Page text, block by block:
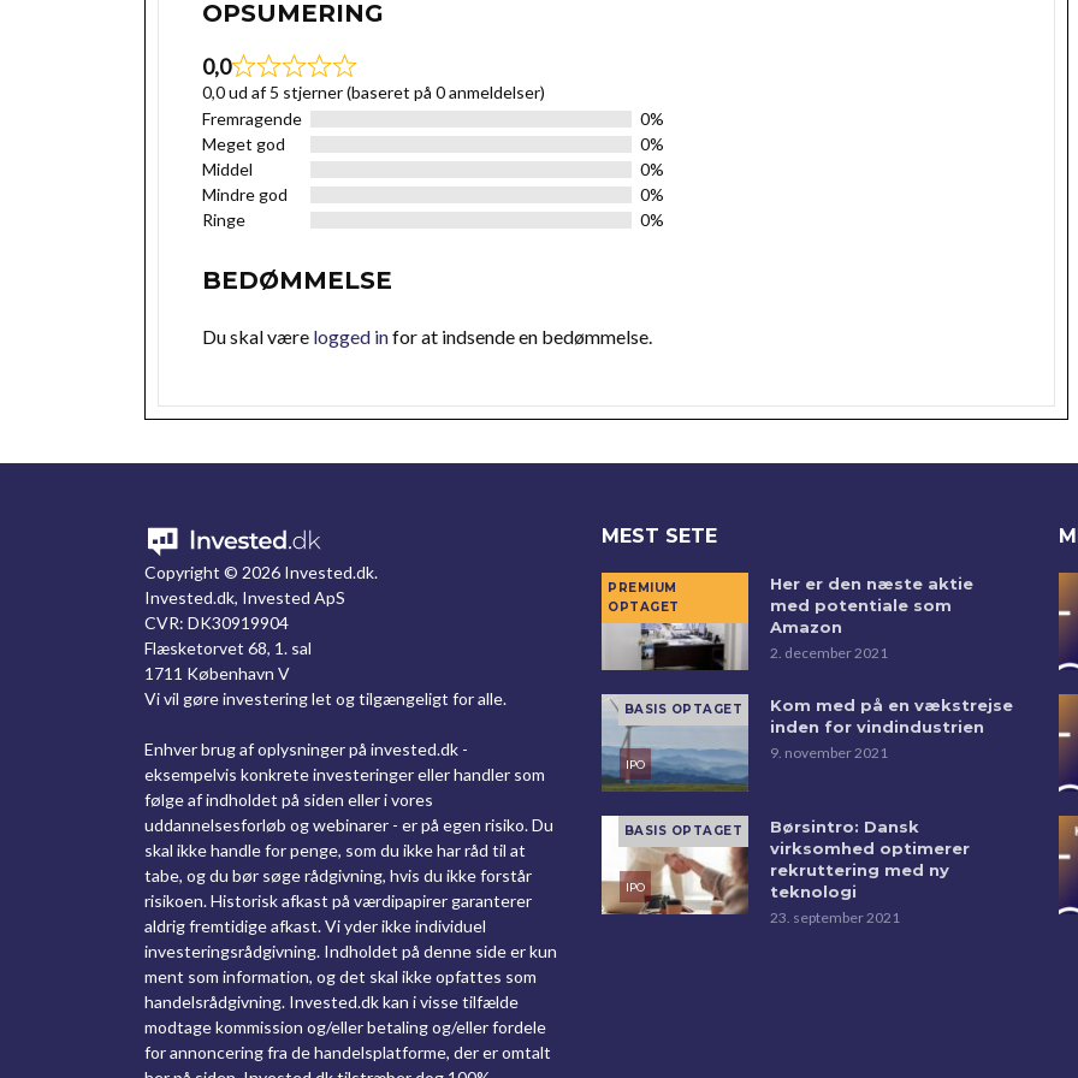
OPSUMERING
0,0
0,0 ud af 5 stjerner (baseret på 0 anmeldelser)
Fremragende
0%
Meget god
0%
Middel
0%
Mindre god
0%
Ringe
0%
BEDØMMELSE
Du skal være logged infor at indsende en bedømmelse.
Copyright © 2026 Invested.dk.
Invested.dk, Invested ApS
CVR: DK30919904
Flæsketorvet 68, 1. sal
1711 København V
Vi vil gøre investering let og tilgængeligt for alle.
Enhver brug af oplysninger på invested.dk -
eksempelvis konkrete investeringer eller handler som
følge af indholdet på siden eller i vores
uddannelsesforløb og webinarer - er på egen risiko. Du
skal ikke handle for penge, som du ikke har råd til at
tabe, og du bør søge rådgivning, hvis du ikke forstår
risikoen. Historisk afkast på værdipapirer garanterer
aldrig fremtidige afkast. Vi yder ikke individuel
investeringsrådgivning. Indholdet på denne side er kun
ment som information, og det skal ikke opfattes som
handelsrådgivning. Invested.dk kan i visse tilfælde
modtage kommission og/eller betaling og/eller fordele
for annoncering fra de handelsplatforme, der er omtalt
MEST SETE
Her er den næste aktie
med potentiale som
Amazon
2. december 2021
Kom med på en vækstrejse
inden for vindindustrien
9. november 2021
Børsintro: Dansk
virksomhed optimerer
rekruttering med ny
teknologi
23. september 2021